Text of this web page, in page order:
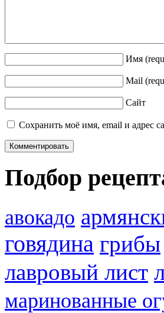
Имя
Mail
Сайт
Сохранить моё имя, email и адрес
Подбор
авокадо
говядина грибы
лавровый лист
маринованные